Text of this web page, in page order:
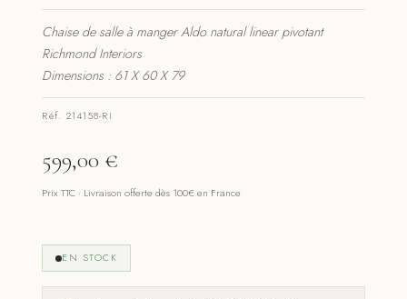
Chaise de salle à manger Aldo natural linear pivotant
Richmond Interiors
Dimensions : 61 X 60 X 79
Réf. 214158-RI
599,00 €
Prix TTC · Livraison offerte dès 100€ en France
EN STOCK